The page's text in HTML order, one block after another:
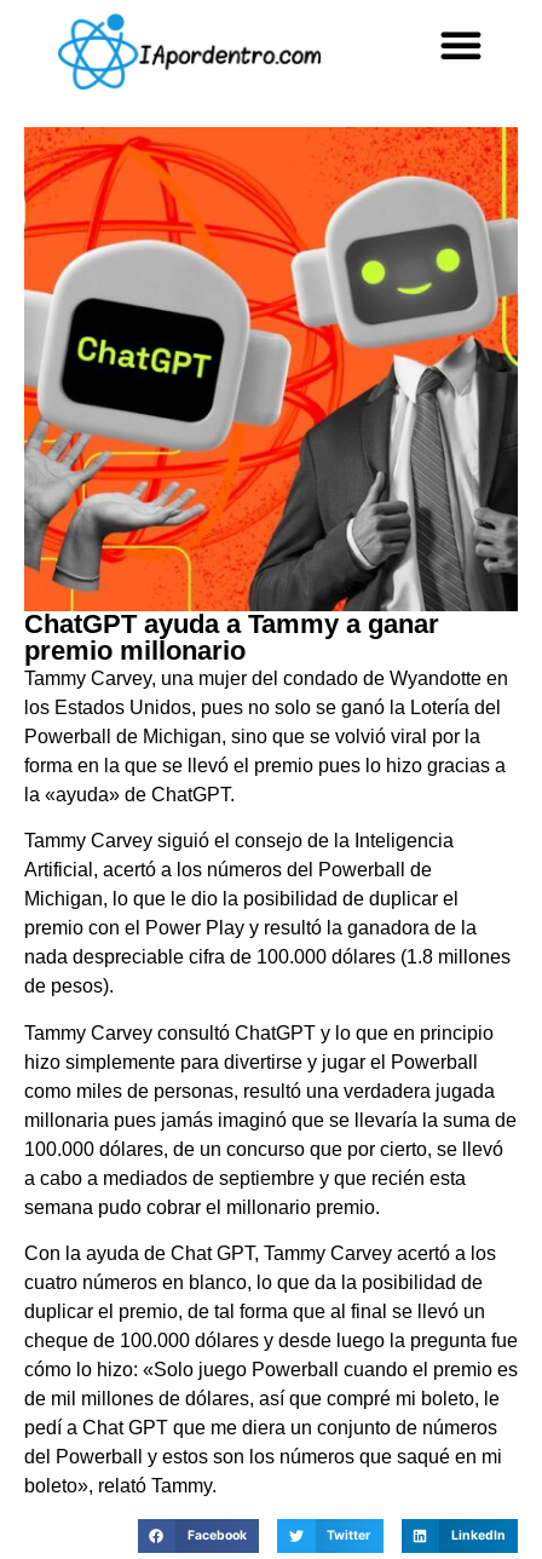
ChatGPT ayuda a Tammy a ganar
premio millonario
Tammy Carvey, una mujer del condado de Wyandotte en
los Estados Unidos, pues no solo se ganó la Lotería del
Powerball de Michigan, sino que se volvió viral por la
forma en la que se llevó el premio pues lo hizo gracias a
la «ayuda» de ChatGPT.
Tammy Carvey siguió el consejo de la Inteligencia
Artificial, acertó a los números del Powerball de
Michigan, lo que le dio la posibilidad de duplicar el
premio con el Power Play y resultó la ganadora de la
nada despreciable cifra de 100.000 dólares (1.8 millones
de pesos).
Tammy Carvey consultó ChatGPT y lo que en principio
hizo simplemente para divertirse y jugar el Powerball
como miles de personas, resultó una verdadera jugada
millonaria pues jamás imaginó que se llevaría la suma de
100.000 dólares, de un concurso que por cierto, se llevó
a cabo a mediados de septiembre y que recién esta
semana pudo cobrar el millonario premio.
Con la ayuda de Chat GPT, Tammy Carvey acertó a los
cuatro números en blanco, lo que da la posibilidad de
duplicar el premio, de tal forma que al final se llevó un
cheque de 100.000 dólares y desde luego la pregunta fue
cómo lo hizo: «Solo juego Powerball cuando el premio es
de mil millones de dólares, así que compré mi boleto, le
pedí a Chat GPT que me diera un conjunto de números
del Powerball y estos son los números que saqué en mi
boleto», relató Tammy.
Facebook Twitter LinkedIn